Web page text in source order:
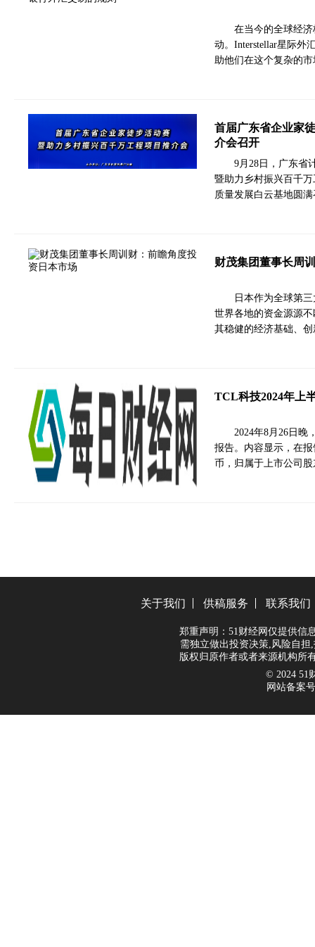
在当今的全球经
动。Interstellar星际外
助他们在这个复杂的
首届广东省企业家
介会召开
9月28日，广东省
暨助力乡村振兴百千
质量发展白云基地圆
财茂集团董事长周
日本作为全球第
世界各地的资金源源
其稳健的经济基础、
TCL科技2024年上
2024年8月26日晚
报告。内容显示，在
币，归属于上市公司
关于我们 供稿服务 联系我们
郑重声明：51财经网仅提供信
需独立做出投资决策,风险自
版权归原作者或者来源机构所
© 2024 51
网站备案